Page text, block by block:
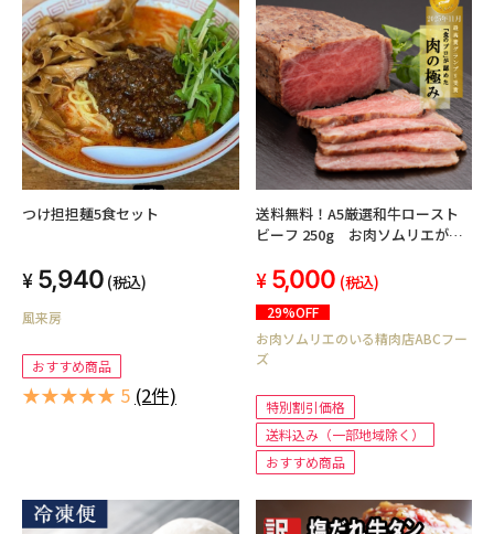
つけ担担麺5食セット
5,940 (税込)
風来房
おすすめ商品
★★★★★ 5 (2件)
送料無料！A5厳選和牛ロースト
ビーフ 250g お肉ソムリエが監
獲得した実績あり！
5,000 (税込)
29%OFF
お肉ソムリエのいる精肉店ABCフー
ズ
特別割引価格
送料込み（一部地域除く）
おすすめ商品